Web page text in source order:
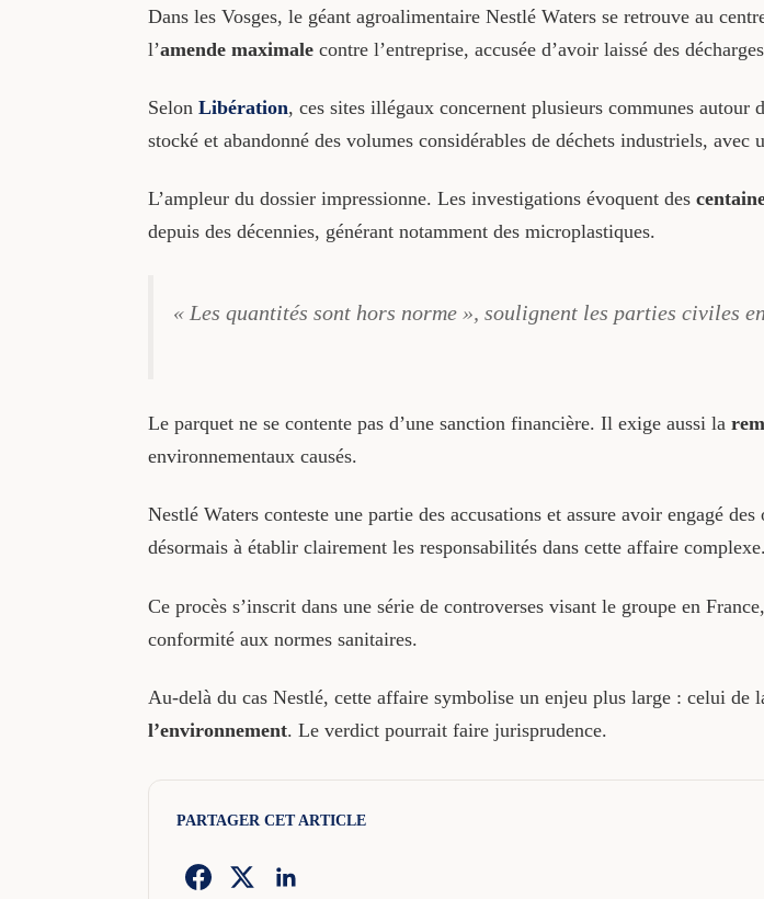
Dans les Vosges, le géant agroalimentaire Nestlé Waters se retrouve au
l’amende maximalecontre l’entreprise, accusée d’avoir laissé des
Selon Libération, ces sites illégaux concernent plusieurs communes
stocké et abandonné des volumes considérables de déchets industriels,
L’ampleur du dossier impressionne. Les investigations évoquent des
depuis des décennies, générant notamment des microplastiques.
« Les quantités sont hors norme », soulignent les parties civiles
Le parquet ne se contente pas d’une sanction financière. Il exige aussi la
environnementaux causés.
Nestlé Waters conteste une partie des accusations et assure avoir engagé
désormais à établir clairement les responsabilités dans cette affaire complexe.
Ce procès s’inscrit dans une série de controverses visant le groupe en
conformité aux normes sanitaires.
Au-delà du cas Nestlé, cette affaire symbolise un enjeu plus large : celui de
l’environnement. Le verdict pourrait faire jurisprudence.
PARTAGER CET ARTICLE